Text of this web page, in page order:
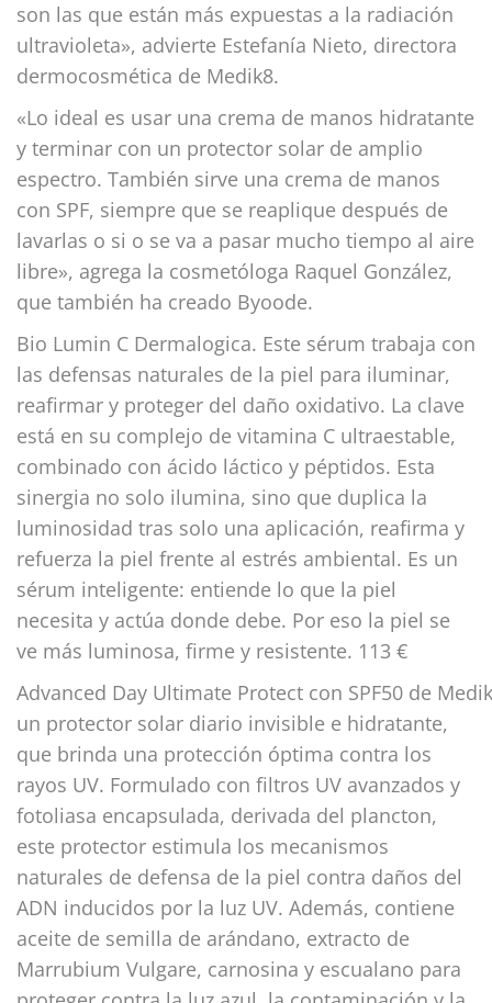
son las que están más expuestas a la radiación
ultravioleta», advierte Estefanía Nieto, directora
dermocosmética de Medik8.
«Lo ideal es usar una crema de manos hidratante
y terminar con un protector solar de amplio
espectro. También sirve una crema de manos
con SPF, siempre que se reaplique después de
lavarlas o si o se va a pasar mucho tiempo al aire
libre», agrega la cosmetóloga Raquel González,
que también ha creado Byoode.
Bio Lumin C Dermalogica. Este sérum trabaja con
las defensas naturales de la piel para iluminar,
reafirmar y proteger del daño oxidativo. La clave
está en su complejo de vitamina C ultraestable,
combinado con ácido láctico y péptidos. Esta
sinergia no solo ilumina, sino que duplica la
luminosidad tras solo una aplicación, reafirma y
refuerza la piel frente al estrés ambiental. Es un
sérum inteligente: entiende lo que la piel
necesita y actúa donde debe. Por eso la piel se
ve más luminosa, firme y resistente. 113 €
Advanced Day Ultimate Protect con SPF50 de
un protector solar diario invisible e hidratante,
que brinda una protección óptima contra los
rayos UV. Formulado con filtros UV avanzados y
fotoliasa encapsulada, derivada del plancton,
este protector estimula los mecanismos
naturales de defensa de la piel contra daños del
ADN inducidos por la luz UV. Además, contiene
aceite de semilla de arándano, extracto de
Marrubium Vulgare, carnosina y escualano para